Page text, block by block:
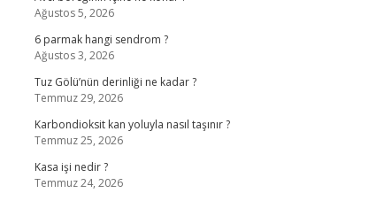
Ağustos 5, 2026
6 parmak hangi sendrom ?
Ağustos 3, 2026
Tuz Gölü’nün derinliği ne kadar ?
Temmuz 29, 2026
Karbondioksit kan yoluyla nasıl taşınır ?
Temmuz 25, 2026
Kasa işi nedir ?
Temmuz 24, 2026